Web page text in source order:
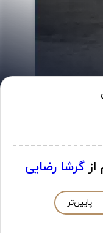
از گرشا رضایی
پایین‌تر